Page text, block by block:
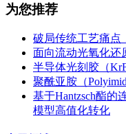
为您推荐
破局传统工艺痛点
面向流动光氧化还
半导体光刻胶（
聚酰亚胺（
基于Hantzsch酯的
模型高值化转化